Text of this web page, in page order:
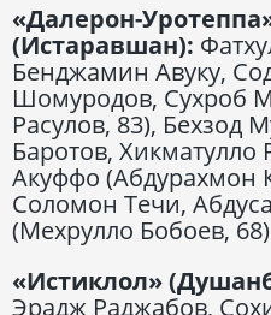
«Далерон-
(Истаравшан):
Бенджамин Авуку,
Шомуродов, Сухроб
Расулов, 83), Бехзод
Баротов, Хикматулло
Акуффо (Абдурахмон
Соломон Течи,
(Мехрулло Бобоев,
«Истиклол»
Эрадж Раджабов,